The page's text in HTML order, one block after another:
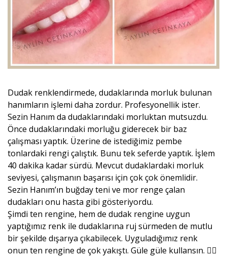
Dudak renklendirmede, dudaklarında morluk bulunan
hanımların işlemi daha zordur. Profesyonellik ister.
Sezin Hanım da dudaklarındaki morluktan mutsuzdu.
Önce dudaklarındaki morluğu giderecek bir baz
çalışması yaptık. Üzerine de istediğimiz pembe
tonlardaki rengi çalıştık. Bunu tek seferde yaptık. İşlem
40 dakika kadar sürdü. Mevcut dudaklardaki morluk
seviyesi, çalışmanın başarısı için çok çok önemlidir.
Sezin Hanım’ın buğday teni ve mor renge çalan
dudakları onu hasta gibi gösteriyordu.
Şimdi ten rengine, hem de dudak rengine uygun
yaptığımız renk ile dudaklarına ruj sürmeden de mutlu
bir şekilde dışarıya çıkabilecek. Uyguladığımız renk
onun ten rengine de çok yakıştı. Güle güle kullansın. 🙋‍♀️